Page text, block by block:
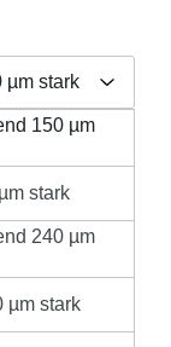
µm stark
150 µm
stark
stark
240 µm
stark
µm stark